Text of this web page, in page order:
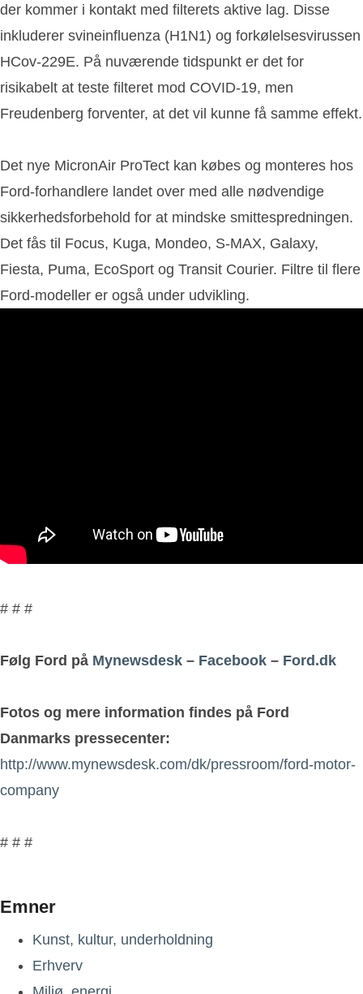
der kommer i kontakt med filterets aktive lag. Disse
inkluderer svineinfluenza (H1N1) og forkølelsesvirussen
HCov-229E. På nuværende tidspunkt er det for
risikabelt at teste filteret mod COVID-19, men
Freudenberg forventer, at det vil kunne få samme effekt.
Det nye MicronAir ProTect kan købes og monteres hos
Ford-forhandlere landet over med alle nødvendige
sikkerhedsforbehold for at mindske smittespredningen.
Det fås til Focus, Kuga, Mondeo, S-MAX, Galaxy,
Fiesta, Puma, EcoSport og Transit Courier. Filtre til flere
Ford-modeller er også under udvikling.
# # #
Følg Ford på Mynewsdesk – Facebook – Ford.dk
Fotos og mere information findes på Ford
Danmarks pressecenter:
http://www.mynewsdesk.com/dk/pressroom/ford-motor-
company
# # #
Emner
Kunst, kultur, underholdning
Erhverv